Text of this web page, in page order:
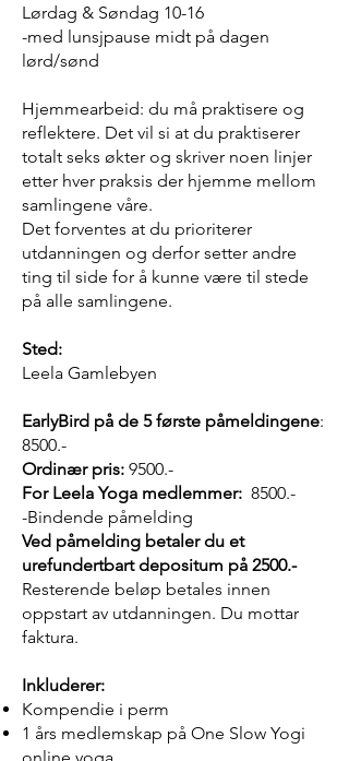
Lørdag & Søndag 10-16
-med lunsjpause midt på dagen
lørd/sønd
Hjemmearbeid: du må praktisere og
reflektere. Det vil si at du praktiserer
totalt seks økter og skriver noen linjer
etter hver praksis der hjemme mellom
samlingene våre.
Det forventes at du prioriterer
utdanningen og derfor setter andre
ting til side for å kunne være til stede
på alle samlingene.
Sted:
Leela Gamlebyen
EarlyBird på de 5 første påmeldingene:
8500.-
Ordinær pris: 9500.-
For Leela Yoga medlemmer: 8500.-
-Bindende påmelding
Ved påmelding betaler du et
urefundertbart depositum på 2500.-
Resterende beløp betales innen
oppstart av utdanningen. Du mottar
faktura.
Inkluderer:
Kompendie i perm
1 års medlemskap på One Slow Yogi